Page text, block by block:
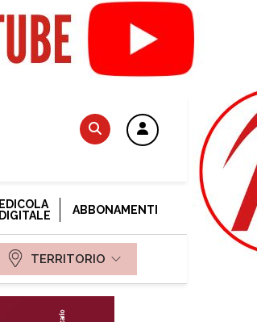
EDICOLA
DIGITALE
ABBONAMENTI
TERRITORIO